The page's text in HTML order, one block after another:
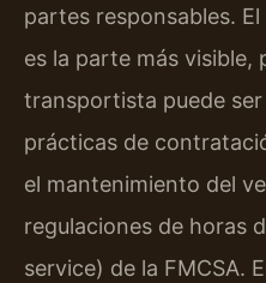
partes responsables.
es la parte más visible,
transportista puede
prácticas de
el mantenimiento del
regulaciones de horas
service) de la FMCSA.